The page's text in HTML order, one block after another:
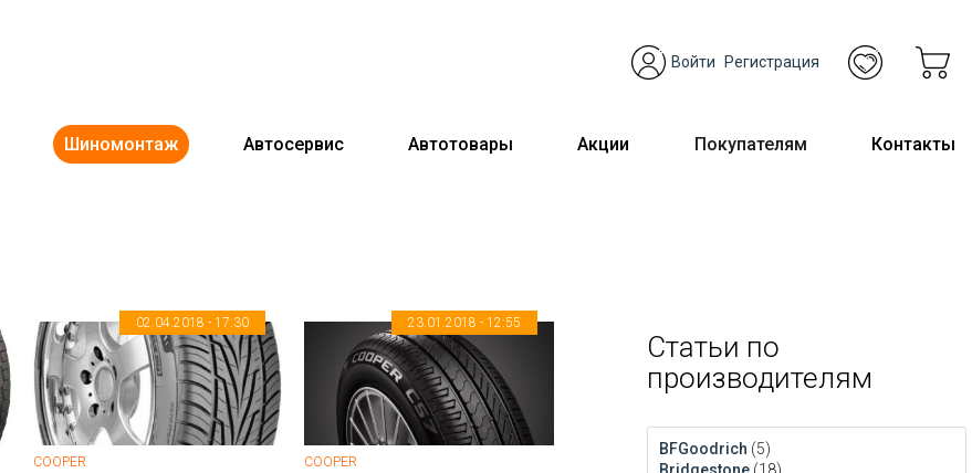
Войти Регистрация
Шиномонтаж Автосервис Автотовары Акции Покупателям Контакты
02.04.2018 - 17:30
COOPER
23.01.2018 - 12:55
COOPER
Статьи по
производителям
BFGoodrich (5)
Bridgestone (18)